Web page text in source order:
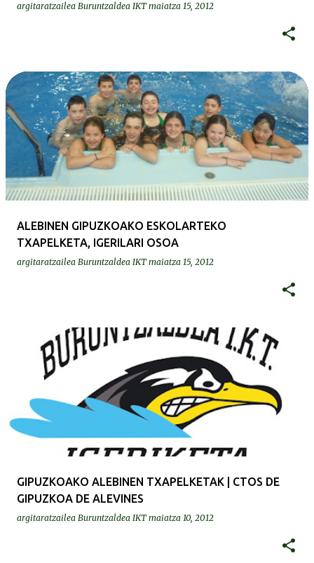
argitaratzailea Buruntzaldea IKT maiatza 15, 2012
ALEBINEN GIPUZKOAKO ESKOLARTEKO
TXAPELKETA, IGERILARI OSOA
argitaratzailea Buruntzaldea IKT maiatza 15, 2012
GIPUZKOAKO ALEBINEN TXAPELKETAK | CTOS DE
GIPUZKOA DE ALEVINES
argitaratzailea Buruntzaldea IKT maiatza 10, 2012